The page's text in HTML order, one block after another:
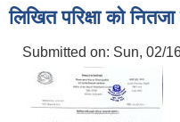
लिखित परिक्षा को
Submitted on: Sun, 02/